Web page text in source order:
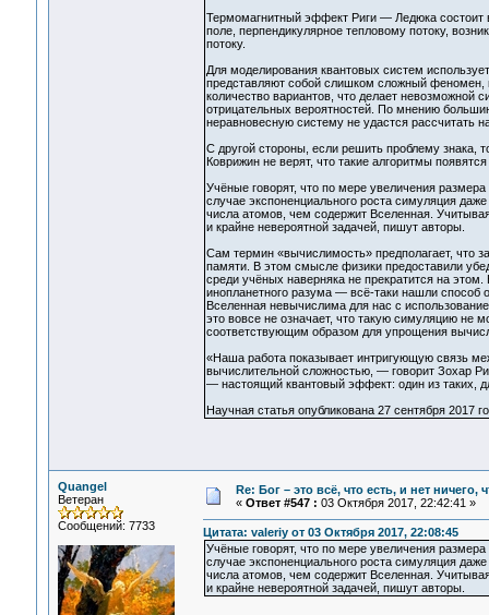
Термомагнитный эффект Риги — Ледюка состоит
поле, перпендикулярное тепловому потоку,
потоку.
Для моделирования квантовых систем
представляют собой слишком сложный феномен,
количество вариантов, что делает
отрицательных вероятностей. По мнению
неравновесную систему не удастся рассчитать
С другой стороны, если решить проблему знака,
Коврижин не верят, что такие алгоритмы
Учёные говорят, что по мере увеличения
случае экспоненциального роста симуляция
числа атомов, чем содержит Вселенная.
и крайне невероятной задачей, пишут авторы.
Сам термин «вычислимость» предполагает, что
памяти. В этом смысле физики предоставили
среди учёных наверняка не прекратится на
инопланетного разума — всё-таки нашли способ
Вселенная невычислима для нас с
это вовсе не означает, что такую симуляцию не
соответствующим образом для упрощения
«Наша работа показывает интригующую связь
вычислительной сложностью, — говорит Зохар
— настоящий квантовый эффект: один из таких,
Научная статья опубликована 27 сентября 2017
Quangel
Ветеран
Сообщений: 7733
Re: Бог – это всё, что есть, и нет
« Ответ #547 : 03 Октября 2017, 22:42:41 »
Цитата: valeriy от 03 Октября 2017, 22:08:45
Учёные говорят, что по мере увеличения
случае экспоненциального роста симуляция
числа атомов, чем содержит Вселенная.
и крайне невероятной задачей, пишут авторы.